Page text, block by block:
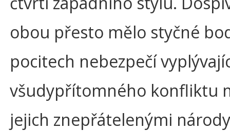
obou přesto mělo styčné
pocitech nebezpečí
všudypřítomného konfliktu
jejich znepřátelenými